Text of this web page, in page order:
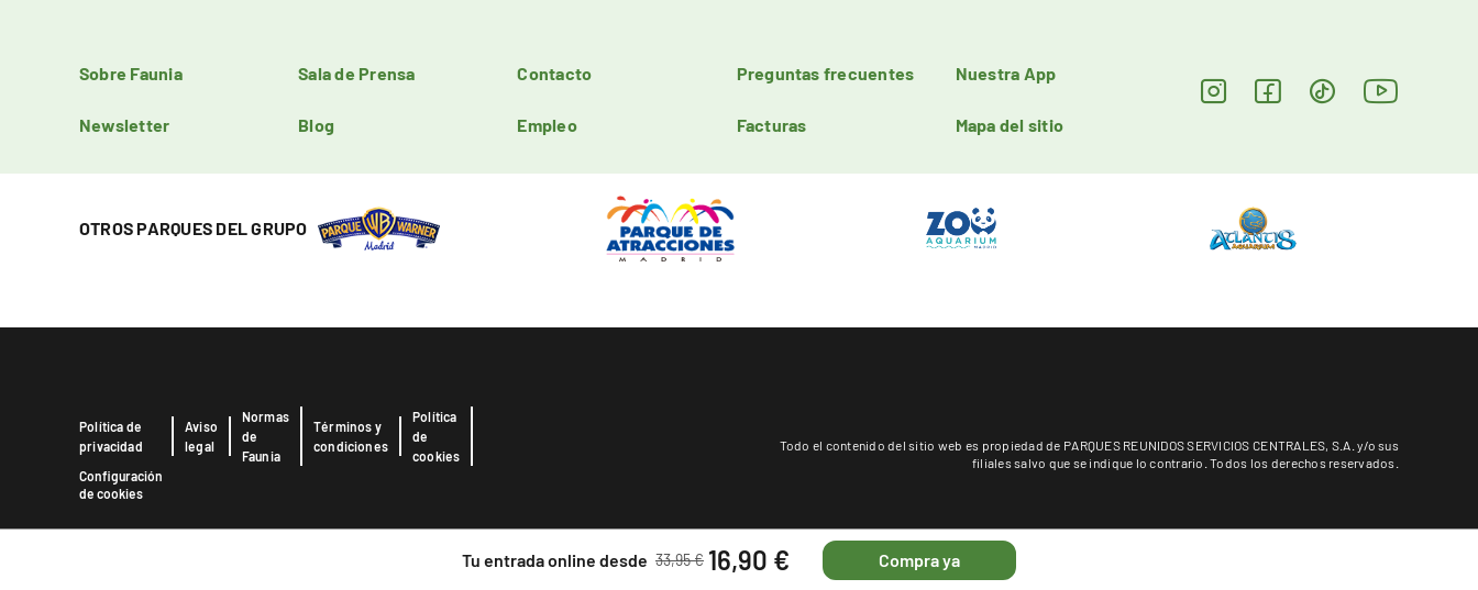
Tu entrada online desde 33,95 € 16,90 € Compra ya
Sobre Faunia Sala de Prensa Contacto Preguntas frecuentes Nuestra App
Newsletter Blog Empleo Facturas Mapa del sitio
OTROS PARQUES DEL GRUPO
Política de
privacidad
Aviso
legal
Normas
de
Faunia
Términos y
condiciones
Política
de
cookies
Configuración
de cookies
Todo el contenido del sitio web es propiedad de PARQUES REUNIDOS SERVICIOS CENTRALES, S.A. y/o sus
filiales salvo que se indique lo contrario. Todos los derechos reservados.